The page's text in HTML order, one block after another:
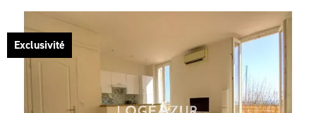
Exclusivité